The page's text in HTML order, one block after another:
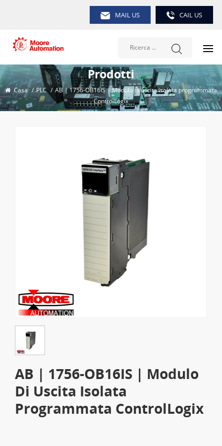
MAIL US CAIL US
Prodotti
Casa / PLC / AB | 1756-OB16IS | Modulo di uscita isolata programmata
ControlLogix
AB | 1756-OB16IS | Modulo
Di Uscita Isolata
Programmata ControlLogix